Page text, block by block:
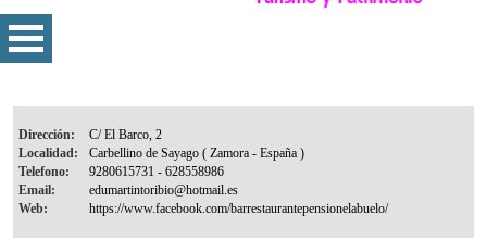
Dirección:
Localidad:
Telefono:
Email:
Web: